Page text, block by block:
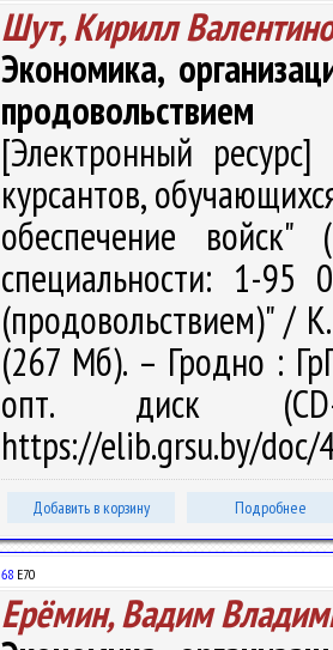
Шут, Кирилл
Экономика,
продовольствием
[Электронный
курсантов,
обеспечение
специальности: 1-95
(продовольствием)" /
(267 Мб). – Гродно :
опт. диск
https://elib.grsu.by/doc/
Добавить в корзину Подробнее
68 Е70
Ерёмин, Вадим